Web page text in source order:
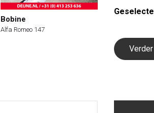
Bobine
Alfa Romeo 147